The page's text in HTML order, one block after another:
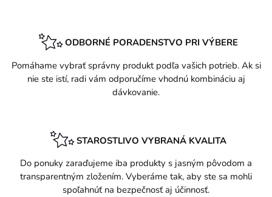
ODBORNÉ PORADENSTVO PRI VÝBERE
Pomáhame vybrať správny produkt podľa vašich potrieb. Ak si
nie ste istí, radi vám odporučíme vhodnú kombináciu aj
dávkovanie.
STAROSTLIVO VYBRANÁ KVALITA
Do ponuky zaraďujeme iba produkty s jasným pôvodom a
transparentným zložením. Vyberáme tak, aby ste sa mohli
spoľahnúť na bezpečnosť aj účinnosť.